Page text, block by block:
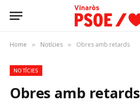
Home » Notícies » Obres amb retards
NOTÍCIES
Obres amb retards